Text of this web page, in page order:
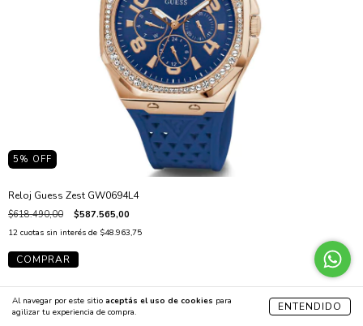
Al navegar por este sitio aceptás el uso de cookies para
agilizar tu experiencia de compra.
ENTENDIDO
5 % OFF
Reloj Guess Zest GW0694L4
$618.490,00 $587.565,00
12 cuotas sin interés de $48.963,75